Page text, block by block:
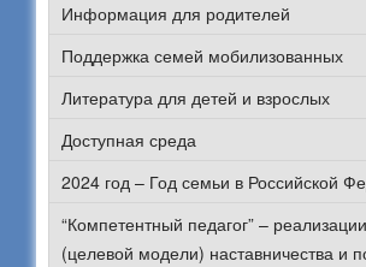
Информация для родителей
Поддержка семей мобилизованных
Литература для детей и взрослых
Доступная среда
2024 год – Год семьи в Российской
“Компетентный педагог” –
(целевой модели) наставничества и